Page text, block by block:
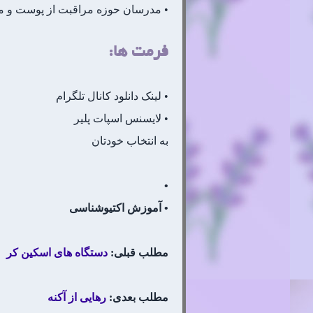
• مدرسان حوزه مراقبت از پوست و
فرمت ها:
• لینک دانلود کانال تلگرام
• لایسنس اسپات پلیر
به انتخاب خودتان
•
• آموزش اکتیوشناسی
مطلب قبلی: دستگاه های اسکین کر
مطلب بعدی: رهایی از آکنه